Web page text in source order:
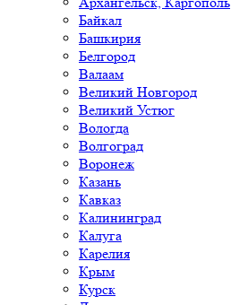
Байкал
Башкирия
Белгород
Валаам
Великий Новгород
Великий Устюг
Вологда
Волгоград
Воронеж
Казань
Кавказ
Калининград
Калуга
Карелия
Крым
Курск